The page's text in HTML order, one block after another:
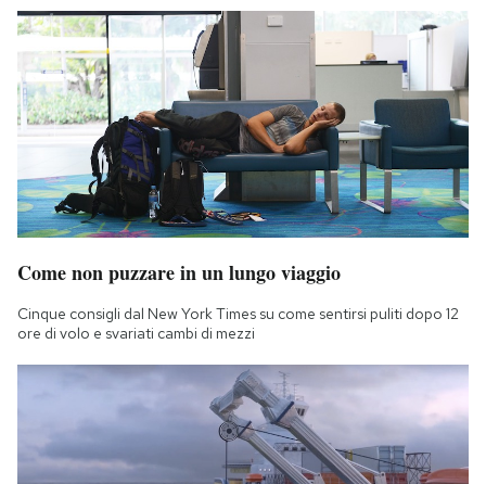
Come non puzzare in un lungo viaggio
Cinque consigli dal New York Times su come sentirsi puliti dopo 12
ore di volo e svariati cambi di mezzi